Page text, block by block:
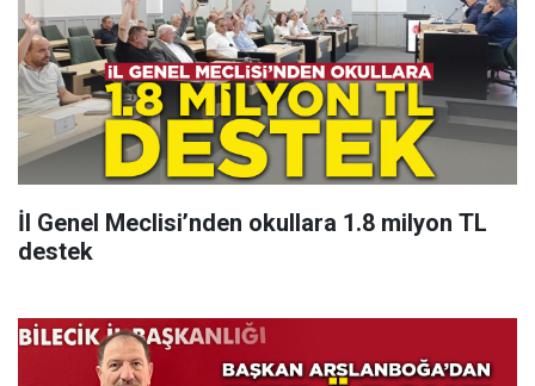
İl Genel Meclisi’nden okullara 1.8 milyon TL
destek